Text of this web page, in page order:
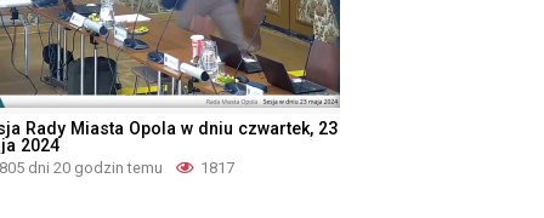
Rady Miasta Opola w dniu czwartek, 23
2024
805 dni 20 godzin temu 1817